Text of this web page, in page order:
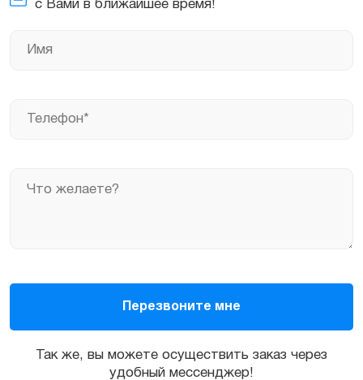
с Вами в ближайшее время!
Так же, вы можете осуществить заказ через
удобный мессенджер!